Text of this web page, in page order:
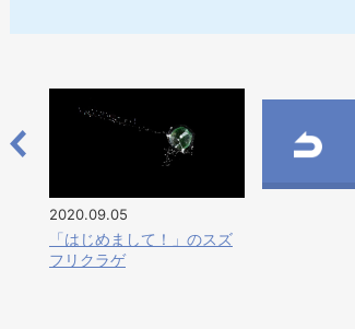
2020.09.05
「はじめまして！」のスズ
フリクラゲ